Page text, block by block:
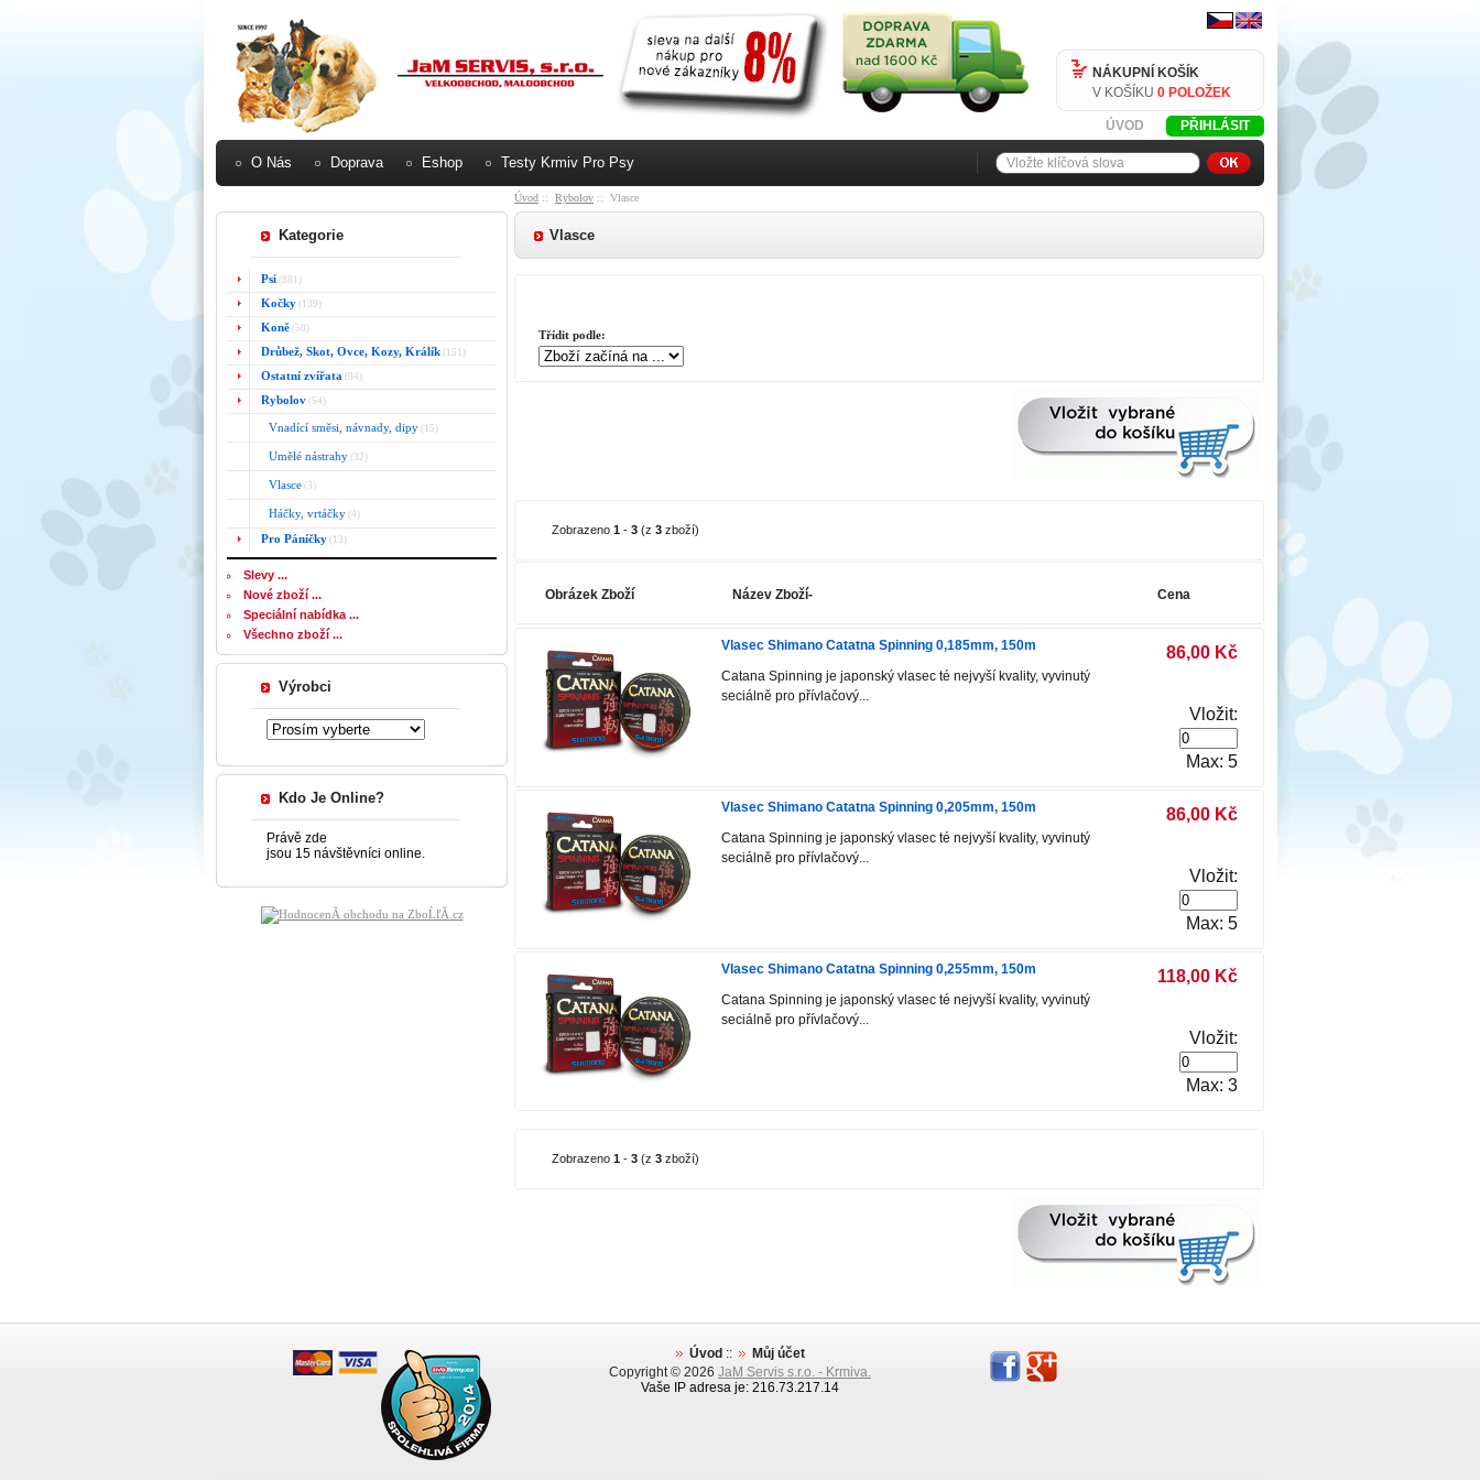
NÁKUPNÍ KOŠÍK
V KOŠÍKU 0 POLOŽEK
PŘIHLÁSIT
ÚVOD
O Nás Doprava Eshop Testy Krmiv Pro Psy
Kategorie
Psi (881)
Kočky (139)
Koně (50)
Drůbež, Skot, Ovce, Kozy, Králík (151)
Ostatní zvířata (94)
Rybolov (54)
Vnadící směsi, návnady, dipy (15)
Umělé nástrahy (32)
Vlasce (3)
Háčky, vrtáčky (4)
Pro Páníčky (13)
Slevy ...
Nové zboží ...
Speciální nabídka ...
Všechno zboží ...
Výrobci
Kdo Je Online?
Právě zde
jsou 15 návštěvníci online.
Úvod :: Rybolov :: Vlasce
Vlasce
Třídit podle:
Zobrazeno 1 - 3 (z 3 zboží)
Obrázek Zboží Název Zboží- Cena
Vlasec Shimano Catatna Spinning 0,185mm, 150m
Catana Spinning je japonský vlasec té nejvyší kvality, vyvinutý
seciálně pro přívlačový...
86,00 Kč
Vložit:
Max: 5
Vlasec Shimano Catatna Spinning 0,205mm, 150m
Catana Spinning je japonský vlasec té nejvyší kvality, vyvinutý
seciálně pro přívlačový...
86,00 Kč
Vložit:
Max: 5
Vlasec Shimano Catatna Spinning 0,255mm, 150m
Catana Spinning je japonský vlasec té nejvyší kvality, vyvinutý
seciálně pro přívlačový...
118,00 Kč
Vložit:
Max: 3
Zobrazeno 1 - 3 (z 3 zboží)
Úvod ::
Můj účet
Copyright © 2026 JaM Servis s.r.o. - Krmiva.
Vaše IP adresa je: 216.73.217.14